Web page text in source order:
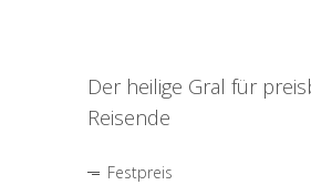
Der heilige Gral für
Reisende
Festpreis